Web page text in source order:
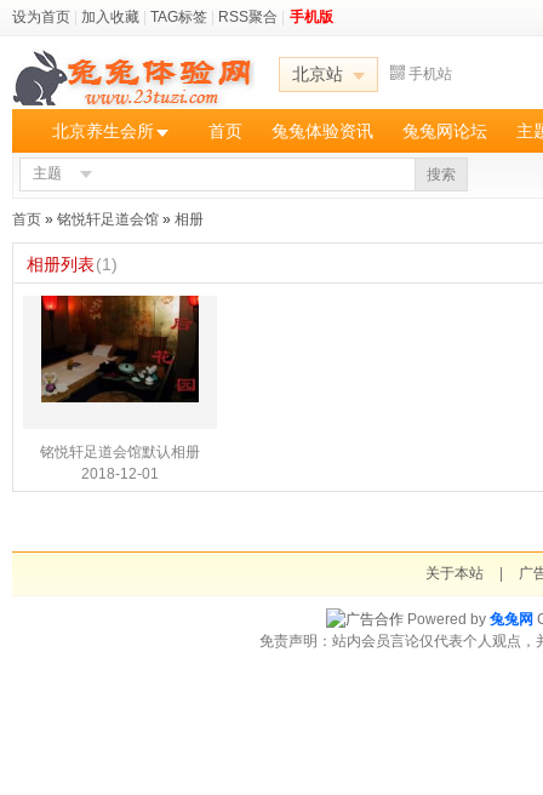
设为首页 加入收藏 TAG标签 RSS聚合 手机版
北京站 手机站
北京养生会所 首页 兔兔体验资讯 兔兔网论坛 主
主题 搜索
首页 » 铭悦轩足道会馆 » 相册
相册列表(1)
铭悦轩足道会馆默认相册
2018-12-01
关于本站 广
Powered by 兔兔网
免责声明：站内会员言论仅代表个人观点